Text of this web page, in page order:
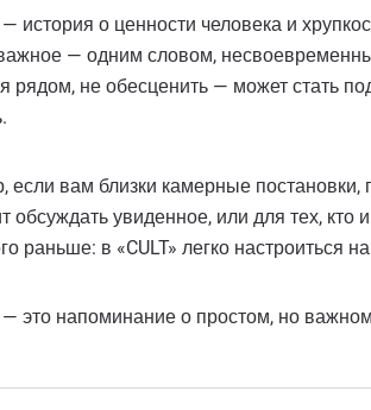
история о ценности человека и
важное — одним словом,
рядом, не обесценить — может стать
вам близки камерные
обсуждать увиденное, или для тех,
раньше: в «CULT» легко настроиться
это напоминание о простом, но